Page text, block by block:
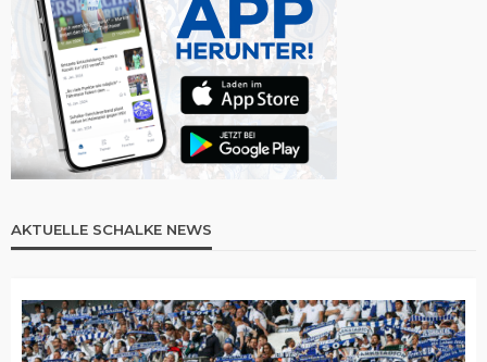
AKTUELLE SCHALKE NEWS